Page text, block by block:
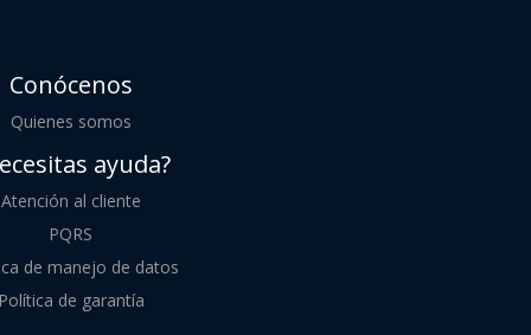
Conócenos
Quienes somos
ayuda?
Atención al cliente
PQRS
de manejo de datos
Política de garantía